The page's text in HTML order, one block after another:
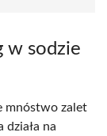
w sodzie
mnóstwo zalet
na